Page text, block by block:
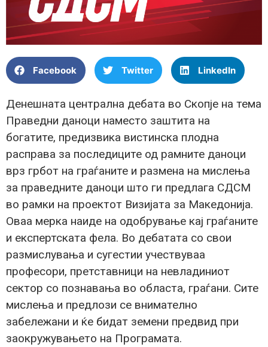
Facebook Twitter LinkedIn
Денешната централна дебата во Скопје на тема
Праведни даноци наместо заштита на
богатите, предизвика вистинска плодна
расправа за последиците од рамните даноци
врз грбот на граѓаните и размена на мислења
за праведните даноци што ги предлага СДСМ
во рамки на проектот Визијата за Македонија.
Оваа мерка наиде на одобрување кај граѓаните
и експертската фела. Во дебатата со свои
размислувања и сугестии учествуваа
професори, претставници на невладиниот
сектор со познавања во областа, граѓани. Сите
мислења и предлози се внимателно
забележани и ќе бидат земени предвид при
заокружувањето на Програмата.